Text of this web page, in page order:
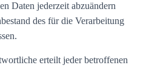
Daten jederzeit abzuändern
des für die Verarbeitung
erteilt jeder betroffenen